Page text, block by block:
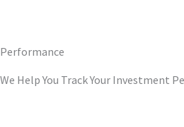
Performance
We Help You Track Your Investment